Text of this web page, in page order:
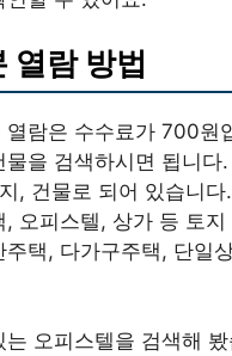
열람 방법
열람은 수수료가 700원
물을 검색하시면 됩니
, 건물로 되어 있습니
, 오피스텔, 상가 등 토
주택, 다가구주택, 단일
오피스텔을 검색해